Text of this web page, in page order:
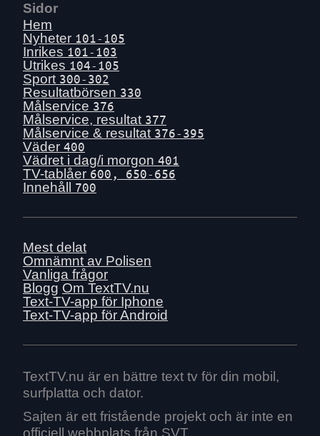
Mån 6 juli
Sön 5 juli
Lör 4 juli
Fre 3 juli
Tors 2 juli
Ons 1 juli
Tis 30 juni
Mån 29 juni
Sön 28 juni
Lör 27 juni
Fre 26 juni
Ons 24 juni
Tis 23 juni
Mån 22 juni
Sön 21 juni
Tors 18 juni
Ons 17 juni
Tis 16 juni
Sidor
Hem
Nyheter 101-105
Inrikes 101-103
Utrikes 104-105
Sport 300-302
Resultatbörsen 330
Målservice 376
Målservice, resultat 377
Målservice & resultat 376-395
Väder 400
Vädret i dag/i morgon 401
TV-tablåer 600, 650-656
Innehåll 700
Mest delat
Omnämnt av Polisen
Vanliga frågor
Blogg Om TextTV.nu
Text-TV-app för Iphone
Text-TV-app för Android
TextTV.nu är en bättre text tv för din mobil,
surfplatta och dator.
Sajten är ett fristående projekt och är inte en
officiell webbplats från SVT.